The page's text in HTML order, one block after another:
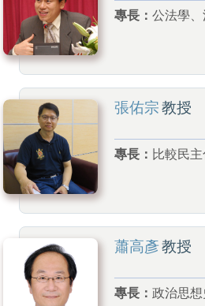
專長： 公法學
張佑宗教授
專長： 比較民
蕭高彥教授
專長： 政治思